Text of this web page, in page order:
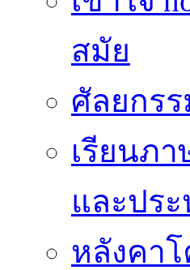
สมัย
ศัลยกร
เรียนภ
และปร
หลังคา